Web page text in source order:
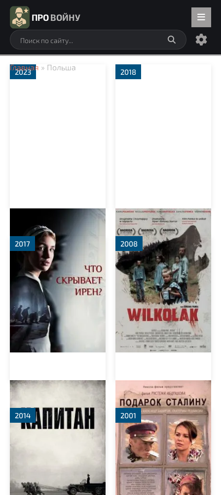
ПРОВОЙНУ
Главная » Польша
2023
Оборотень
2018
Капитан
2017
Подарок Сталину
2008
2014 2001